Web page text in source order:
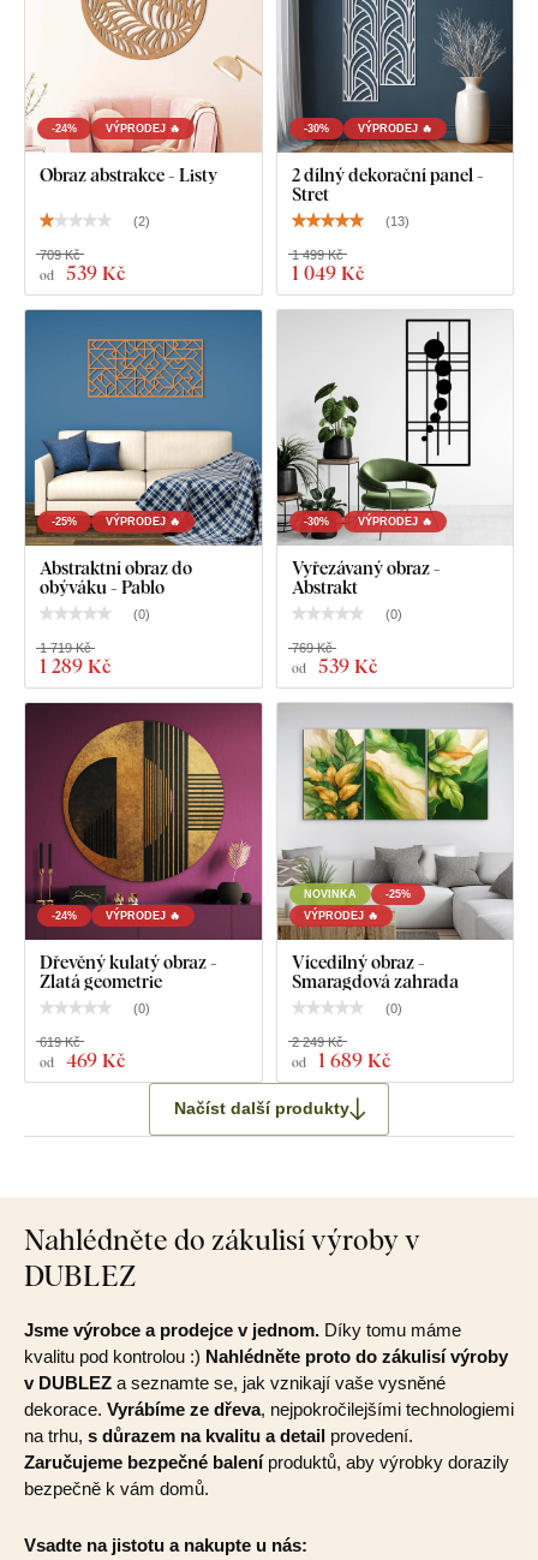
Co najdete v balení?
Abstraktní obraz na stěnu - Geometric
-24% VÝPRODEJ 🔥
Obraz abstrakce - Listy
(2)
od 539 Kč
709 Kč
-30% VÝPRODEJ 🔥
2 dílný dekorační panel -
Stret
(13)
1 049 Kč
1 499 Kč
-25% VÝPRODEJ 🔥
Abstraktní obraz do
obýváku - Pablo
(0)
1 289 Kč
1 719 Kč
-30% VÝPRODEJ 🔥
Vyřezávaný obraz -
Abstrakt
(0)
od 539 Kč
769 Kč
-24% VÝPRODEJ 🔥
Dřevěný kulatý obraz -
Zlatá geometrie
(0)
od 469 Kč
619 Kč
NOVINKA
-25%
VÝPRODEJ 🔥
Vícedílný obraz -
Smaragdová zahrada
(0)
od 1 689 Kč
2 249 Kč
Načíst další produkty
Nahlédněte do zákulisí výroby v
DUBLEZ
Jsme výrobce a prodejce v jednom. Díky tomu máme
kvalitu pod kontrolou :) Nahlédněte proto do zákulisí výroby
v DUBLEZ a seznamte se, jak vznikají vaše vysněné
dekorace. Vyrábíme ze dřeva, nejpokročilejšími technologiemi
na trhu, s důrazem na kvalitu a detail provedení.
Zaručujeme bezpečné baleníproduktů, aby výrobky dorazily
bezpečně k vám domů.
Vsadte na jistotu a nakupte u nás: